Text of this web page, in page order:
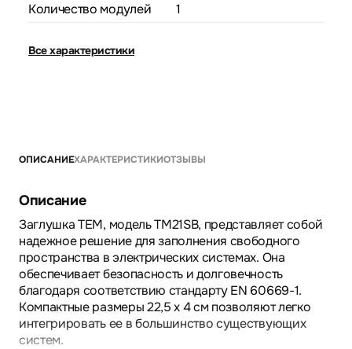
Количество модулей
1
Все характеристики
ОПИСАНИЕХАРАКТЕРИСТИКИОТЗЫВЫ
Описание
Заглушка TEM, модель TM21SB, представляет собой
надежное решение для заполнения свободного
пространства в электрических системах. Она
обеспечивает безопасность и долговечность
благодаря соответствию стандарту EN 60669-1.
Компактные размеры 22,5 x 4 см позволяют легко
интегрировать ее в большинство существующих
систем.